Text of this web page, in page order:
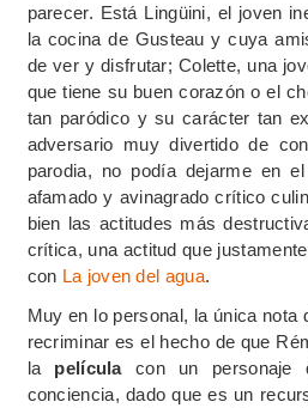
parecer. Está Lingüini, el joven
la cocina de Gusteau y cuya
de ver y disfrutar; Colette, una
que tiene su buen corazón o el
tan paródico y su carácter tan
adversario muy divertido de
parodia, no podía dejarme en
afamado y avinagrado crítico
bien las actitudes más
crítica, una actitud que
con La joven del agua.
Muy en lo personal, la única nota
recriminar es el hecho de que
la películacon un personaje
conciencia, dado que es un